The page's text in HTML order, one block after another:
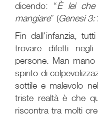
dicendo: “È lei
mangiare” (Genesi
Fin dall'infanzia,
trovare difetti
persone. Man
spirito di
sottile e malevolo
triste realtà è che
riscontra tra molti